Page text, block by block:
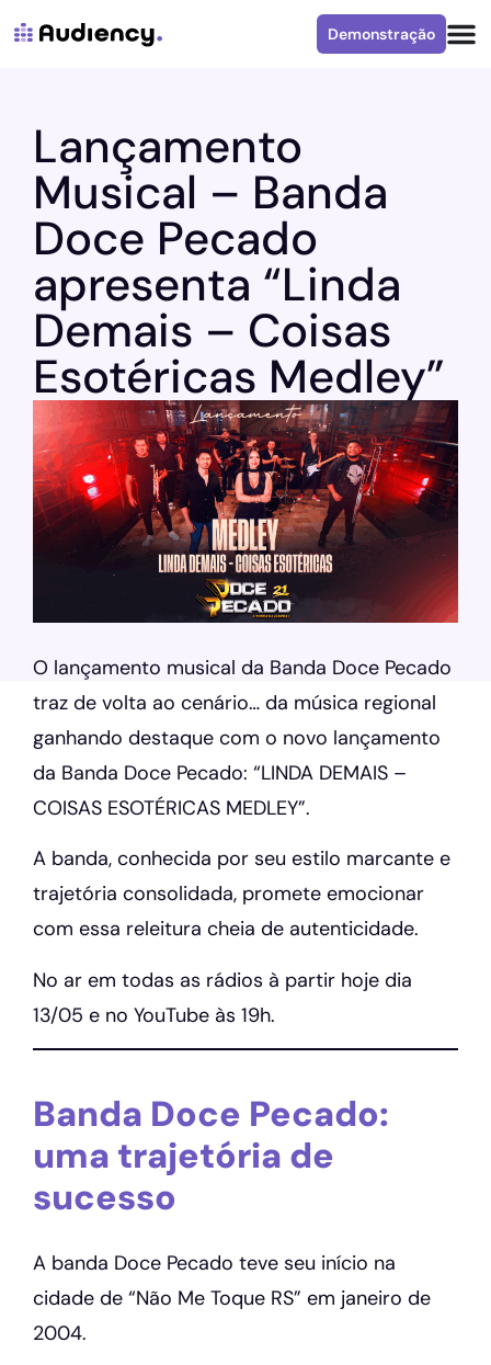
Demonstração
Lançamento
Musical – Banda
Doce Pecado
apresenta “Linda
Demais – Coisas
Esotéricas Medley”
O lançamento musical da Banda Doce Pecado
traz de volta ao cenário… da música regional
ganhando destaque com o novo lançamento
da Banda Doce Pecado: “LINDA DEMAIS –
COISAS ESOTÉRICAS MEDLEY”.
A banda, conhecida por seu estilo marcante e
trajetória consolidada, promete emocionar
com essa releitura cheia de autenticidade.
No ar em todas as rádios à partir hoje dia
13/05 e no YouTube às 19h.
Banda Doce Pecado:
uma trajetória de
sucesso
A banda Doce Pecado teve seu início na
cidade de “Não Me Toque RS” em janeiro de
2004.